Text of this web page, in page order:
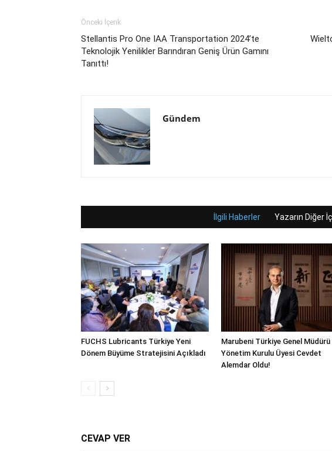
Önceki İçerik
Stellantis Pro One IAA Transportation 2024’te
Teknolojik Yenilikler Barındıran Geniş Ürün Gamını
Tanıttı!
Gündem
İlgili Haberler Yazarın Diğer
FUCHS Lubricants Türkiye Yeni
Dönem Büyüme Stratejisini Açıkladı
Marubeni Türkiye Genel Müdürü
Yönetim Kurulu Üyesi Cevdet
Alemdar Oldu!
CEVAP VER